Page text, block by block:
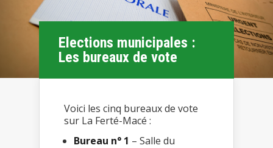
Elections municipales :
Les bureaux de vote
Voici les cinq bureaux de vote
sur La Ferté-Macé :
Bureau n° 1 – Salle du